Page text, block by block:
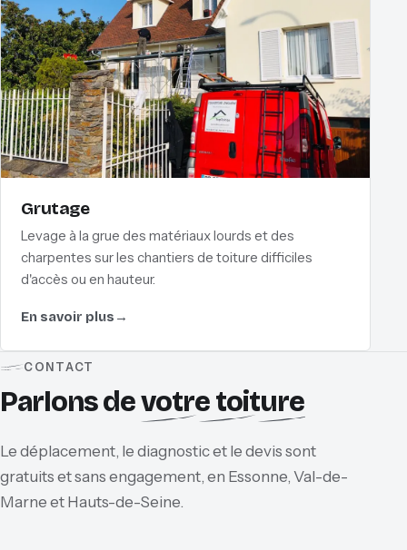
Grutage
Levage à la grue des matériaux lourds et des
charpentes sur les chantiers de toiture difficiles
d'accès ou en hauteur.
En savoir plus →
CONTACT
Parlons devotre toiture
Le déplacement, le diagnostic et le devis sont
gratuits et sans engagement, en Essonne, Val-de-
Marne et Hauts-de-Seine.